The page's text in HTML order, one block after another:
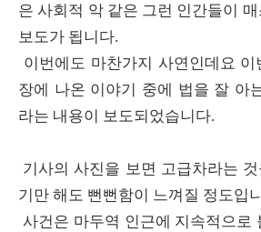
은 사회적 악 같은 그런 인간들이
보도가 됩니다.
이번에도 마찬가지 사연인데요
장에 나온 이야기 중에 법을 잘 아
라는 내용이 보도되었습니다.
기사의 사진을 보면 고급차라는
기만 해도 뻔뻔함이 느껴질 정도입
사건은 마두역 인근에 지속적으로